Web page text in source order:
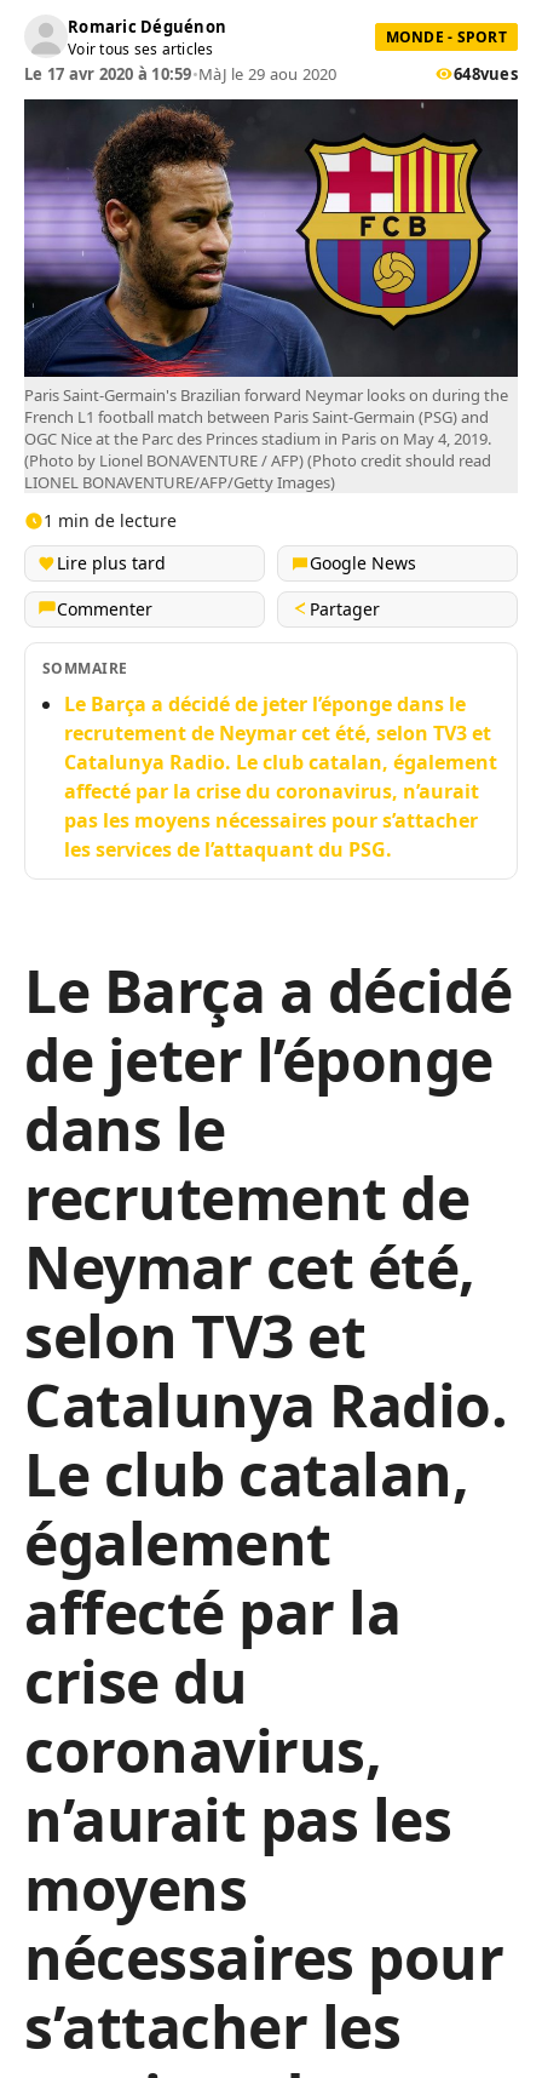
Romaric Déguénon
Voir tous ses articles
MONDE - SPORT
Le 17 avr 2020 à 10:59•MàJ le 29 aou 2020 648vues
Paris Saint-Germain's Brazilian forward Neymar looks on during the
French L1 football match between Paris Saint-Germain (PSG) and
OGC Nice at the Parc des Princes stadium in Paris on May 4, 2019.
(Photo by Lionel BONAVENTURE / AFP) (Photo credit should read
LIONEL BONAVENTURE/AFP/Getty Images)
1 min de lecture
Lire plus tard
Google News
Commenter
Partager
SOMMAIRE
Le Barça a décidé de jeter l’éponge dans le
recrutement de Neymar cet été, selon TV3 et
Catalunya Radio. Le club catalan, également
affecté par la crise du coronavirus, n’aurait
pas les moyens nécessaires pour s’attacher
les services de l’attaquant du PSG.
Le Barça a décidé
de jeter l’éponge
dans le
recrutement de
Neymar cet été,
selon TV3 et
Catalunya Radio.
Le club catalan,
également
affecté par la
crise du
coronavirus,
n’aurait pas les
moyens
nécessaires pour
s’attacher les